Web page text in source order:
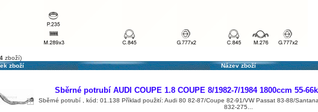
4zboží)
zboží Název zboží
Sběrné potrubí AUDI COUPE 1.8 COUPE 8/1982-7/1984 1800ccm 55-
Sběrné potrubí , kód: 01.138 Příklad použití: Audi 80 82-87/Coupe 82-91/VW Passat 83-88/
832-275...